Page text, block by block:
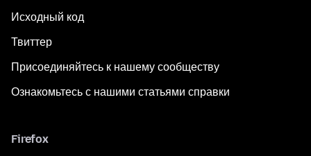
Исходный код
Твиттер
Присоединяйтесь к нашему сообществу
Ознакомьтесь с нашими статьями справки
Firefox